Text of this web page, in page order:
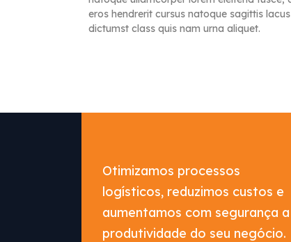
eros hendrerit cursus natoque sagittis
dictumst class quis nam urna aliquet.
Otimizamos processos
logísticos, reduzimos custos e
aumentamos com segurança a
produtividade do seu negócio.